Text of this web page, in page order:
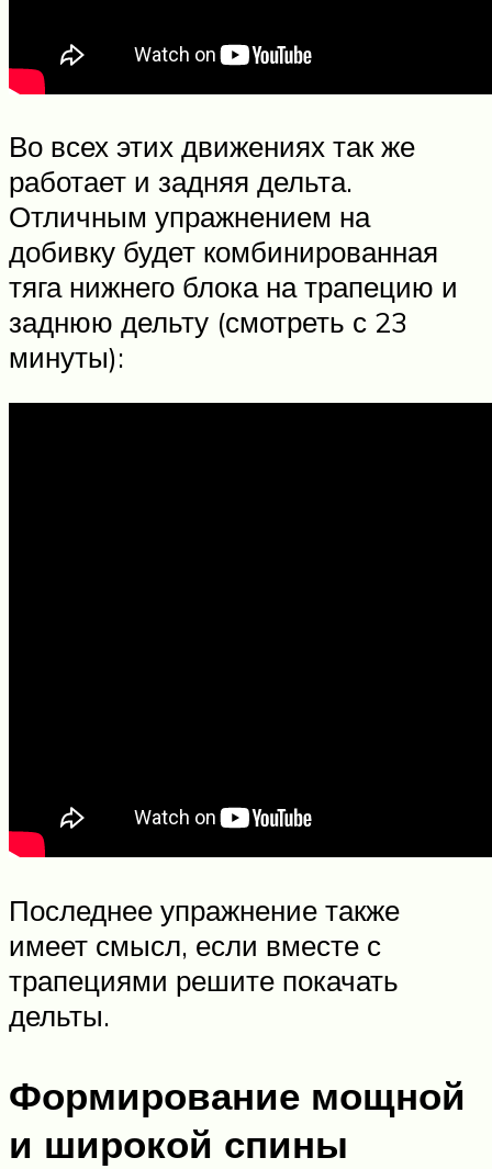
Во всех этих движениях так же
работает и задняя дельта.
Отличным упражнением на
добивку будет комбинированная
тяга нижнего блока на трапецию и
заднюю дельту (смотреть с 23
минуты):
Последнее упражнение также
имеет смысл, если вместе с
трапециями решите покачать
дельты.
Формирование мощной
и широкой спины